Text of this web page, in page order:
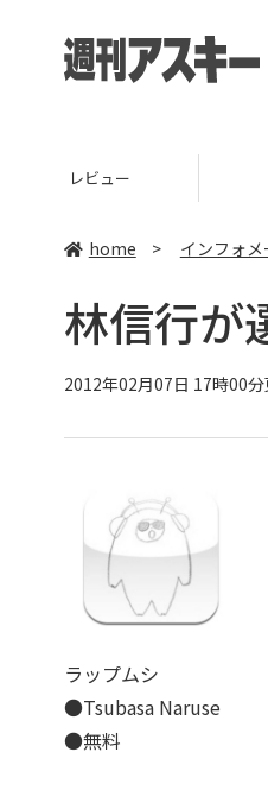
home > インフォ
林信行が
2012年02月07日 17時00分
ラップムシ
●Tsubasa Naruse
●無料